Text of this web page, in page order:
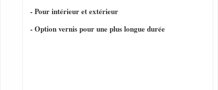
- Pour intérieur et extérieur
- Option vernis pour une plus longue durée